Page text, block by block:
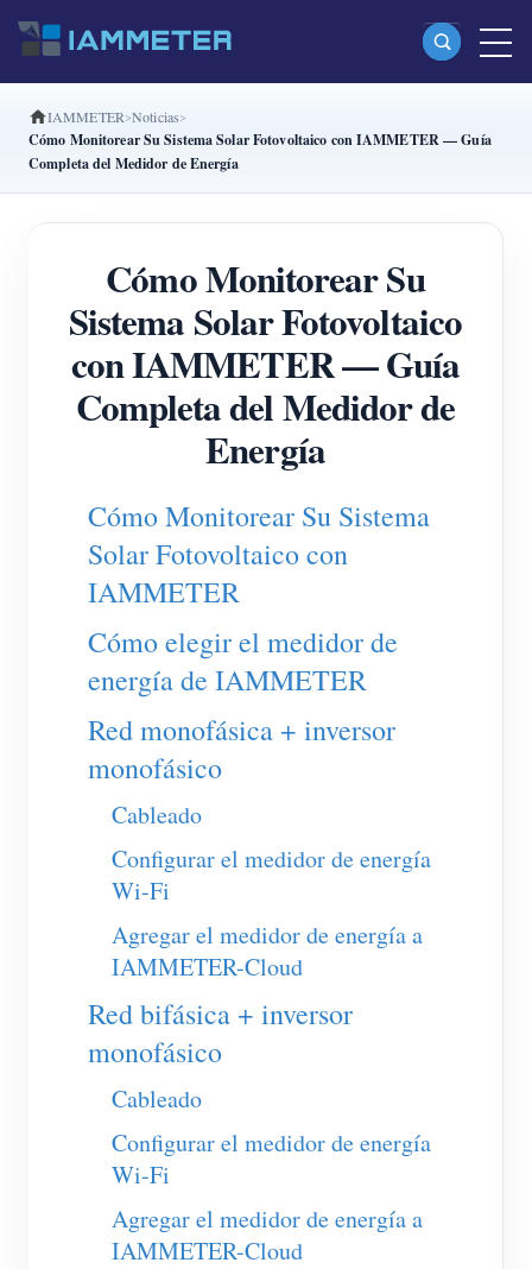
Productos
Medidor Wi-Fi monofásico (WEM3080)
Medidor Wi-Fi bifásico (WEM2067)
Medidor Wi-Fi trifásico (WEM3080T)
Medidor Wi-Fi trifásico (WEM3046T)
Medidor Wi-Fi trifásico (WEM3050T)
Controlador de potencia WiFi
IAMMETER Cloud Pro
Cargador EV
Simulador IAMMETER
Medidor virtual
Sistema de previsión y simulación energética
Aplicaciones
Monitor de energía para sistemas FV
Monitor de consumo eléctrico
Sistema de control para calentador FV
Monitoreo energético de fábrica
Tienda
Recursos
Inicio rápido
Videos tutoriales
FAQ
Noticias
Blog
Comunidad
Programa de contribuidores
Centro de contribuidores
Actividades IAMMETER
Foro
App Store
Explorar sitios
Soluciones
Contacto
Sobre nosotros
IAMMETER Noticias
Cómo Monitorear Su Sistema Solar Fotovoltaico con IAMMETER — Guía
Completa del Medidor de Energía
Cómo Monitorear Su
Sistema Solar Fotovoltaico
con IAMMETER — Guía
Completa del Medidor de
Energía
Cómo Monitorear Su Sistema
Solar Fotovoltaico con
IAMMETER
Cómo elegir el medidor de
energía de IAMMETER
Red monofásica + inversor
monofásico
Cableado
Configurar el medidor de energía
Wi-Fi
Agregar el medidor de energía a
IAMMETER-Cloud
Red bifásica + inversor
monofásico
Cableado
Configurar el medidor de energía
Wi-Fi
Agregar el medidor de energía a
IAMMETER-Cloud